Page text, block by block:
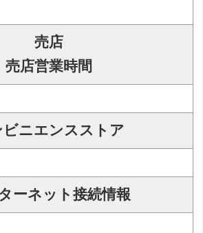
売店
売店営業時間
ビニエンスストア
ーネット接続情報